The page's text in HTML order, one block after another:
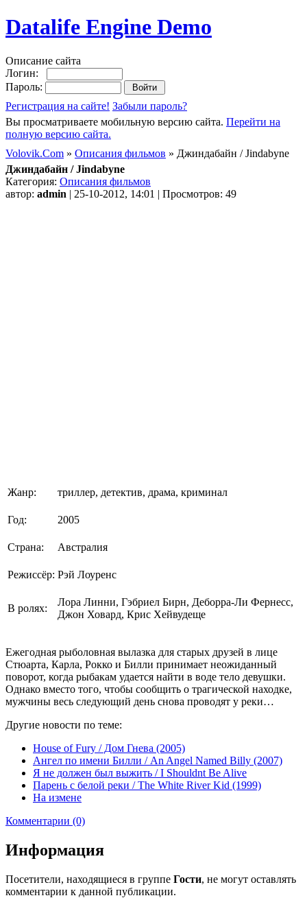
Datalife Engine Demo
Описание сайта
Логин:
Пароль:
Регистрация на сайте! Забыли пароль?
Вы просматриваете мобильную версию сайта. Перейти на
полную версию сайта.
Volovik.Com » Описания фильмов » Джиндабайн / Jindabyne
Джиндабайн / Jindabyne
Категория: Описания фильмов
автор: admin | 25-10-2012, 14:01 | Просмотров: 49
Жанр: триллер, детектив, драма, криминал
Год: 2005
Страна: Австралия
Режиссёр: Рэй Лоуренс
В ролях:
Лора Линни, Гэбриел Бирн, Деборра-Ли Фернесс,
Джон Ховард, Крис Хейвудеще
Ежегодная рыболовная вылазка для старых друзей в лице
Стюарта, Карла, Рокко и Билли принимает неожиданный
поворот, когда рыбакам удается найти в воде тело девушки.
Однако вместо того, чтобы сообщить о трагической находке,
мужчины весь следующий день снова проводят у реки…
Другие новости по теме:
House of Fury / Дом Гнева (2005)
Ангел по имени Билли / An Angel Named Billy (2007)
Я не должен был выжить / I Shouldnt Be Alive
Парень с белой реки / The White River Kid (1999)
На измене
Комментарии (0)
Информация
Посетители, находящиеся в группе Гости, не могут оставлять
комментарии к данной публикации.